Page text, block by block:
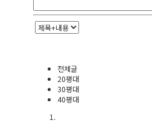
전체글
20평대
30평대
40평대